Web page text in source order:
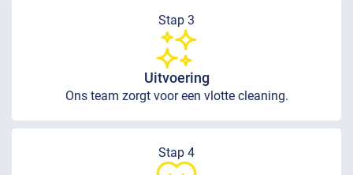
Stap 3
Uitvoering
Ons team zorgt voor een vlotte cleaning.
Stap 4